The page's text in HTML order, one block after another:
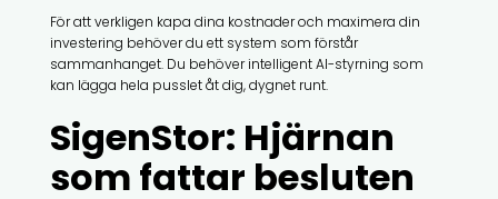
För att verkligen kapa dina kostnader och maximera din
investering behöver du ett system som förstår
sammanhanget. Du behöver intelligent AI-styrning som
kan lägga hela pusslet åt dig, dygnet runt.
SigenStor: Hjärnan
som fattar besluten